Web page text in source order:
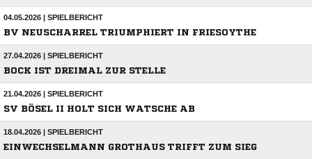
04.05.2026 | SPIELBERICHT
BV NEUSCHARREL TRIUMPHIERT IN FRIESOYTHE
27.04.2026 | SPIELBERICHT
BOCK IST DREIMAL ZUR STELLE
21.04.2026 | SPIELBERICHT
SV BÖSEL II HOLT SICH WATSCHE AB
18.04.2026 | SPIELBERICHT
EINWECHSELMANN GROTHAUS TRIFFT ZUM SIEG